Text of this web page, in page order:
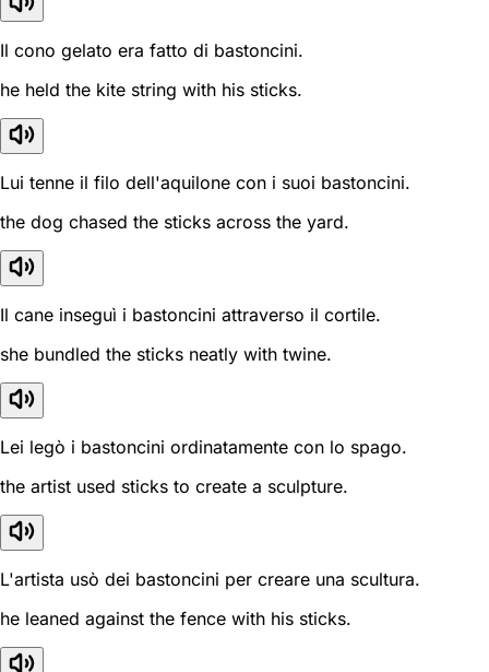
Il cono gelato era fatto di bastoncini.
he held the kite string with his sticks.
Lui tenne il filo dell'aquilone con i suoi bastoncini.
the dog chased the sticks across the yard.
Il cane inseguì i bastoncini attraverso il cortile.
she bundled the sticks neatly with twine.
Lei legò i bastoncini ordinatamente con lo spago.
the artist used sticks to create a sculpture.
L'artista usò dei bastoncini per creare una scultura.
he leaned against the fence with his sticks.